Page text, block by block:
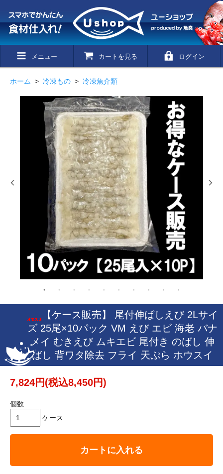
メニュー カートを見る ログイン
ホーム > 冷凍もの > 冷凍魚介類
【ケース販売】 尾付伸ばしえび 2Lサイ
ズ 25尾×10パック VM えび エビ 海老 バナ
メイ むきえび ムキエビ 尾付き のばし 伸
ばし 背ワタ除去 フライ 天ぷら ホウスイ
7,824円(税込8,450円)
個数
ケース
カートに入れる